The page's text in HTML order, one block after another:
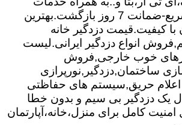
ارسال رایگان و سریع-ضمانت 7 روز بازگشت.بهترین
با کیفیت.قیمت دزدگیر خانه
انواع دزدگیر ایرانی.لیست
خوب خارجی,فروش
ساختمان,دزدگیر,نورپرازی
حریق,سیستم های حفاظتی
یک دزدگیر بی سیم و بدون خطا
امنیت کامل برای منزل،خانه،آپارتمان